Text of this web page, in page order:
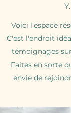
Voici l'espace
C'est l'endroit
témoignages
Faites en sorte
envie de